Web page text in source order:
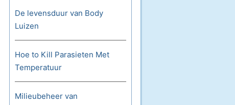
De levensduur van Body
Luizen
Hoe to Kill Parasieten Met
Temperatuur
Milieubeheer van